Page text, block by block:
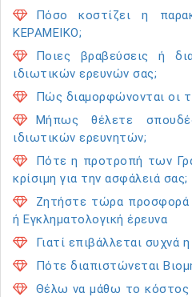
Πόσο κοστίζει η
ΚΕΡΑΜΕΙΚΟ;
Ποιες βραβεύσεις ή
ιδιωτικών ερευνών σας;
Πώς διαμορφώνονται οι
Μήπως θέλετε
ιδιωτικών ερευνητών;
Πότε η προτροπή των
κρίσιμη για την ασφάλειά σας;
Ζητήστε τώρα προσφορά
ή Εγκληματολογική έρευνα
Γιατί επιβάλλεται συχνά
Πότε διαπιστώνεται
Θέλω να μάθω το κόστος